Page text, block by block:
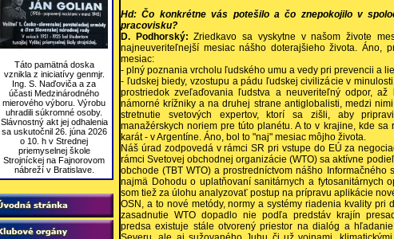
Táto pamätná doska
vznikla z iniciatívy genmjr.
Ing. S. Naďoviča a za
účasti Medzinárodného
mierového výboru. Výrobu
uhradili súkromné osoby.
Slávnostný akt jej odhalenia
sa uskutočnil 26. júna 2026
o 10. h v Strednej
priemyselnej škole
Strojníckej na Fajnorovom
nábreží v Bratislave.
Hd: Čo konkrétne vás potešilo a čo znepokojilo v
pracovisku?
D. Podhorský: Zriedkavo sa vyskytne v našom živote
najneuveriteľnejší mesiac nášho doterajšieho života. Áno,
mesiac:
- plný poznania vrcholu ľudského umu a vedy pri prevencii a
- ľudskej biedy, vzostupu a pádu ľudskej civilizácie v
prostriedok zveľaďovania ľudstva a neuveriteľný odpor,
námorné krížniky a na druhej strane antiglobalisti, medzi
stretnutie svetových expertov, ktorí sa zišli, aby
manažérskych noriem pre túto planétu. A to v krajine, kde
karát - v Argentíne. Áno, bol to "naj" mesiac môjho života.
Náš úrad zodpovedá v rámci SR pri vstupe do EÚ za
rámci Svetovej obchodnej organizácie (WTO) sa aktívne
obchode (TBT WTO) a prostredníctvom nášho Informačného
najmä Dohodu o uplatňovaní sanitárnych a fytosanitárnych
som tiež za úlohu analyzovať postup na prípravu aplikácie
OSN, a to nové metódy, normy a systémy riadenia kvality pri
zasadnutie WTO dopadlo nie podľa predstáv krajín
predsa existuje stále otvorený priestor na dialóg a